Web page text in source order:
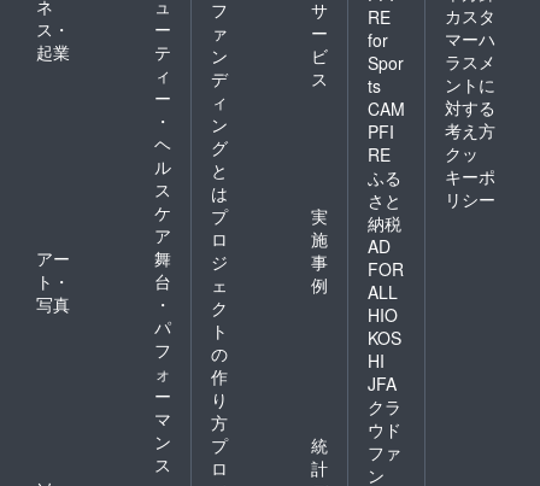
ネ
ス・
起業
ュ
ー
テ
ィ
ー
・
ヘ
ル
ス
ケ
ア
アー
ト・
写真
舞
台
・
パ
フ
ォ
ー
マ
ン
ス
フ
ァ
ン
デ
ィ
ン
グ
と
は
サ
ー
ビ
ス
プ
ロ
ジ
ェ
ク
ト
の
作
り
方
実
施
事
例
プ
ロ
統
計
RE
for
Spor
ts
CAM
PFI
RE
ふる
さと
納税
AD
FOR
ALL
HIO
KOS
HI
JFA
クラ
ウド
ファ
ン
カスタ
マーハ
ラスメ
ントに
対する
考え方
クッ
キーポ
リシー